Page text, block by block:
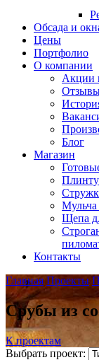
Обсада и
Цены
Портфолио
О компании
Акции
Блог
Магазин
Мульча
Щепа
Контакты
Главная Проекты
Срубы из
К проектам
Выбрать проект: